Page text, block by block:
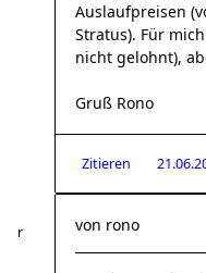
Auslaufpreisen
Stratus). Für
nicht gelohnt),
Gruß Rono
Zitieren
von rono